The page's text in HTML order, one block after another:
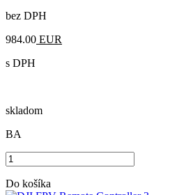
bez DPH
984.00 EUR
s DPH
skladom
BA
Do košíka